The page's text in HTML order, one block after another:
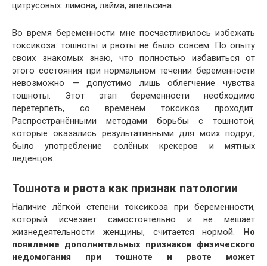
цитрусовых: лимона, лайма, апельсина.
Во время беременности мне посчастливилось избежать
токсикоза: тошноты и рвоты не было совсем. По опыту
своих знакомых знаю, что полностью избавиться от
этого состояния при нормальном течении беременности
невозможно — допустимо лишь облегчение чувства
тошноты. Этот этап беременности необходимо
перетерпеть, со временем токсикоз проходит.
Распространёнными методами борьбы с тошнотой,
которые оказались результативными для моих подруг,
было употребление солёных крекеров и мятных
леденцов.
Тошнота и рвота как признак патологии
Наличие лёгкой степени токсикоза при беременности,
который исчезает самостоятельно и не мешает
жизнедеятельности женщины, считается нормой. Но
появление дополнительных признаков физического
недомогания при тошноте и рвоте может